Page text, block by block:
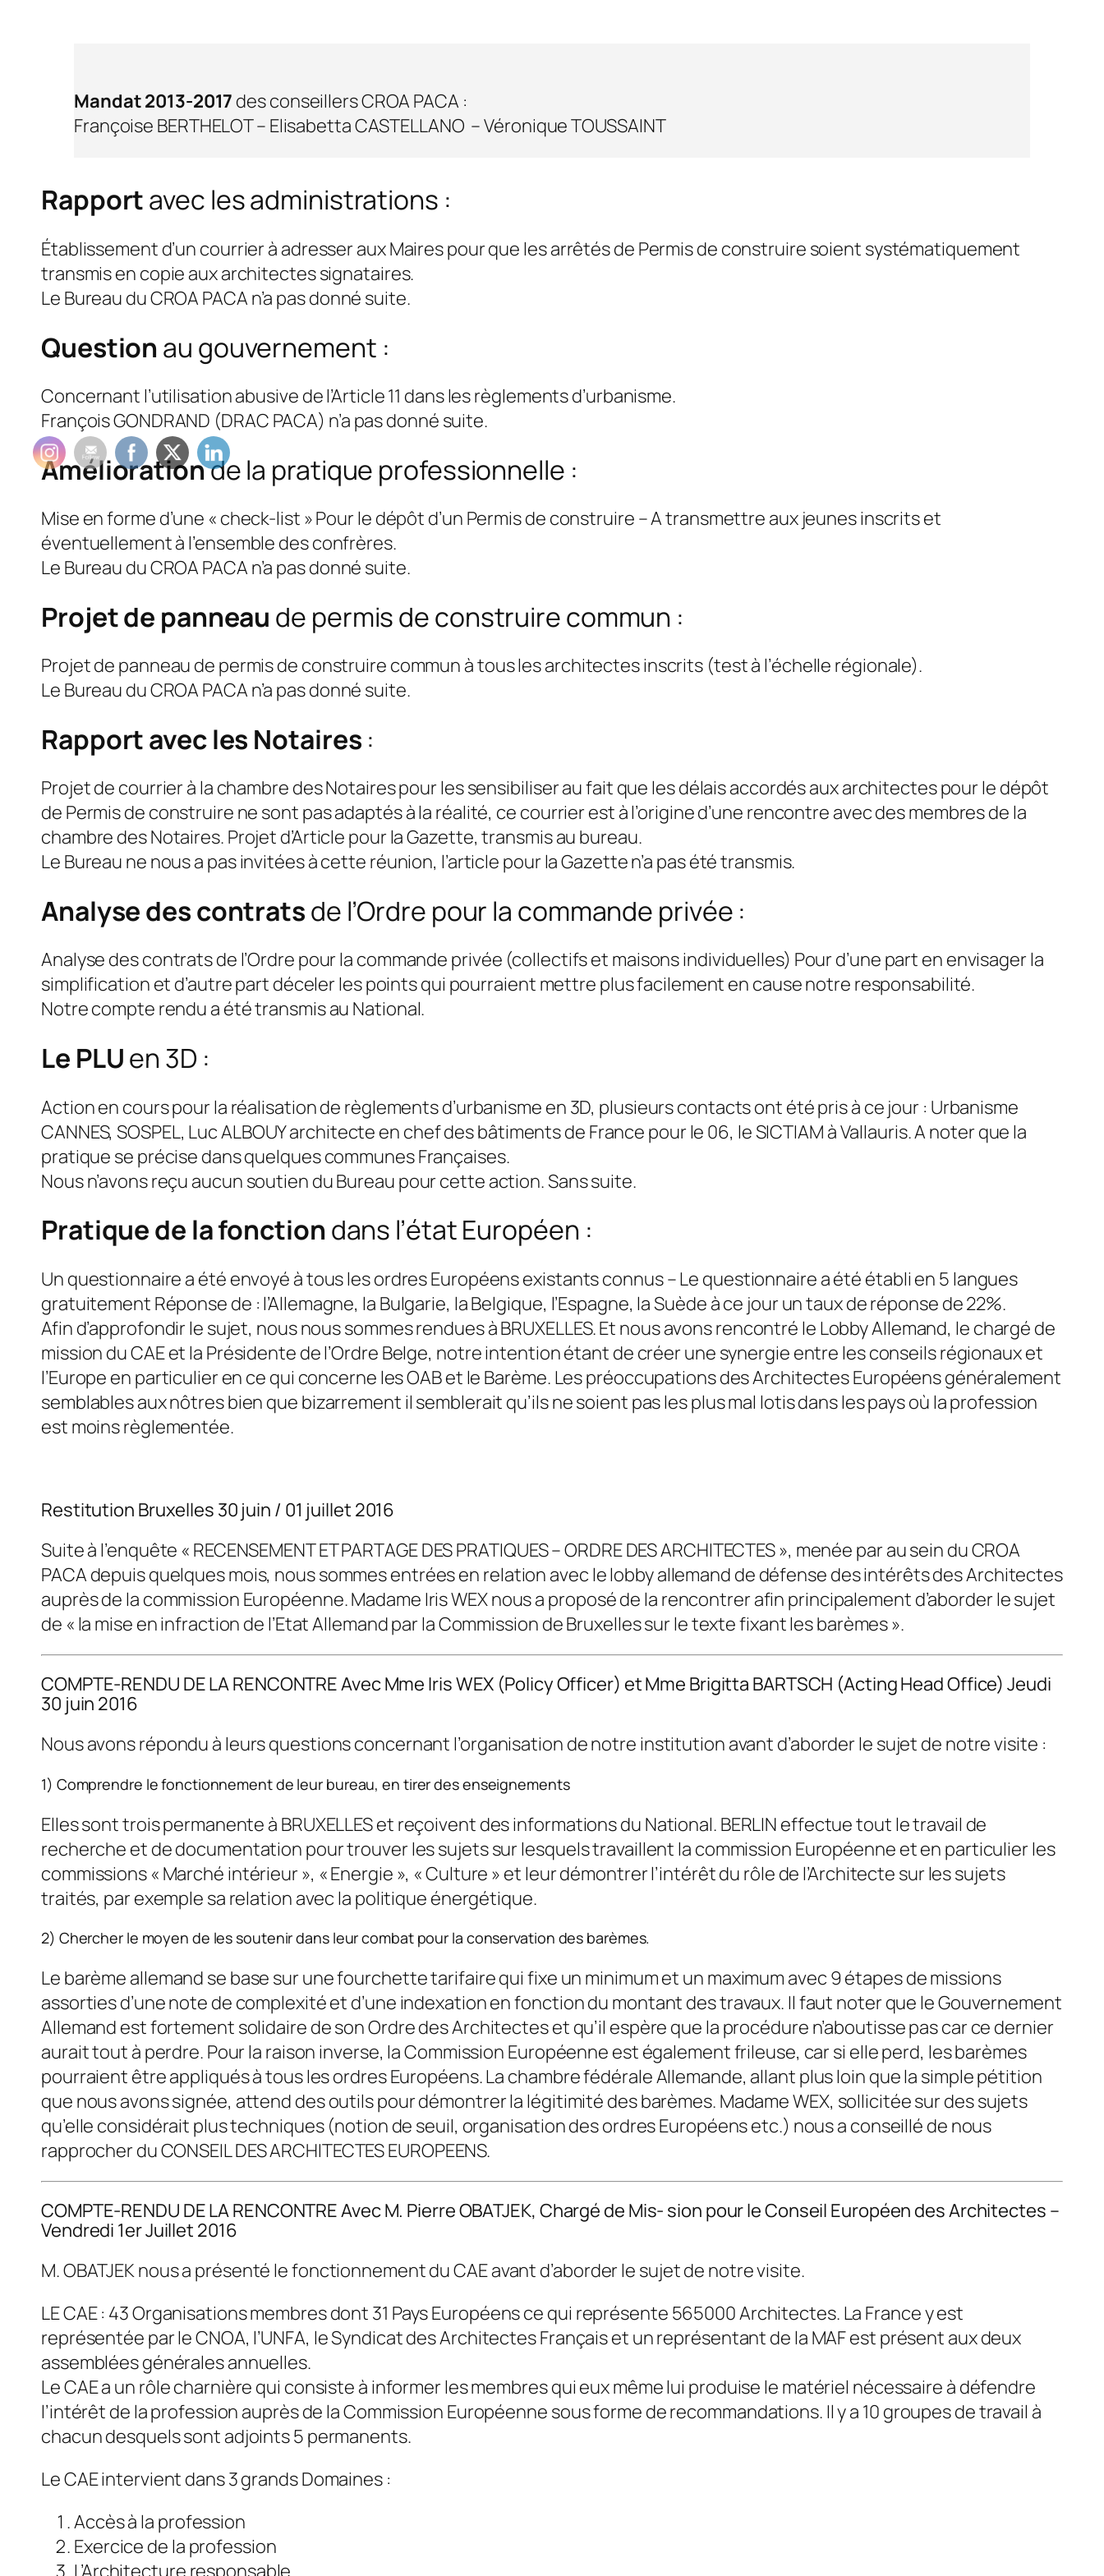
Mandat 2013-2017 des conseillers CROA PACA :
Françoise BERTHELOT – Elisabetta CASTELLANO – Véronique TOUSSAINT
Rapportavec les administrations :
Établissement d’un courrier à adresser aux Maires pour que les arrêtés de Permis de construire soient systématiquement
transmis en copie aux architectes signataires.
Le Bureau du CROA PACA n’a pas donné suite.
Question au gouvernement :
Concernant l’utilisation abusive de l’Article 11 dans les règlements d’urbanisme.
François GONDRAND (DRAC PACA) n’a pas donné suite.
Améliorationde la pratique professionnelle :
Mise en forme d’une « check-list » Pour le dépôt d’un Permis de construire – A transmettre aux jeunes inscrits et
éventuellement à l’ensemble des confrères.
Le Bureau du CROA PACA n’a pas donné suite.
Projet de panneau de permis de construire commun :
Projet de panneau de permis de construire commun à tous les architectes inscrits (test à l’échelle régionale).
Le Bureau du CROA PACA n’a pas donné suite.
Rapport avec les Notaires :
Projet de courrier à la chambre des Notaires pour les sensibiliser au fait que les délais accordés aux architectes pour le dépôt
de Permis de construire ne sont pas adaptés à la réalité, ce courrier est à l’origine d’une rencontre avec des membres de la
chambre des Notaires. Projet d’Article pour la Gazette, transmis au bureau.
Le Bureau ne nous a pas invitées à cette réunion, l’article pour la Gazette n’a pas été transmis.
Analyse des contratsde l’Ordre pour la commande privée :
Analyse des contrats de l’Ordre pour la commande privée (collectifs et maisons individuelles) Pour d’une part en envisager la
simplification et d’autre part déceler les points qui pourraient mettre plus facilement en cause notre responsabilité.
Notre compte rendu a été transmis au National.
Le PLUen 3D :
Action en cours pour la réalisation de règlements d’urbanisme en 3D, plusieurs contacts ont été pris à ce jour : Urbanisme
CANNES, SOSPEL, Luc ALBOUY architecte en chef des bâtiments de France pour le 06, le SICTIAM à Vallauris. A noter que la
pratique se précise dans quelques communes Françaises.
Nous n’avons reçu aucun soutien du Bureau pour cette action. Sans suite.
Pratique de la fonction dans l’état Européen :
Un questionnaire a été envoyé à tous les ordres Européens existants connus – Le questionnaire a été établi en 5 langues
gratuitement Réponse de : l’Allemagne, la Bulgarie, la Belgique, l’Espagne, la Suède à ce jour un taux de réponse de 22%.
Afin d’approfondir le sujet, nous nous sommes rendues à BRUXELLES. Et nous avons rencontré le Lobby Allemand, le chargé de
mission du CAE et la Présidente de l’Ordre Belge, notre intention étant de créer une synergie entre les conseils régionaux et
l’Europe en particulier en ce qui concerne les OAB et le Barème. Les préoccupations des Architectes Européens généralement
semblables aux nôtres bien que bizarrement il semblerait qu’ils ne soient pas les plus mal lotis dans les pays où la profession
est moins règlementée.
Restitution Bruxelles 30 juin / 01 juillet 2016
Suite à l’enquête « RECENSEMENT ET PARTAGE DES PRATIQUES – ORDRE DES ARCHITECTES », menée par au sein du CROA
PACA depuis quelques mois, nous sommes entrées en relation avec le lobby allemand de défense des intérêts des Architectes
auprès de la commission Européenne. Madame Iris WEX nous a proposé de la rencontrer afin principalement d’aborder le sujet
de « la mise en infraction de l’Etat Allemand par la Commission de Bruxelles sur le texte fixant les barèmes ».
COMPTE-RENDU DE LA RENCONTRE Avec Mme Iris WEX (Policy Officer) et Mme Brigitta BARTSCH (Acting Head Office) Jeudi
30 juin 2016
Nous avons répondu à leurs questions concernant l’organisation de notre institution avant d’aborder le sujet de notre visite :
1) Comprendre le fonctionnement de leur bureau, en tirer des enseignements
Elles sont trois permanente à BRUXELLES et reçoivent des informations du National. BERLIN effectue tout le travail de
recherche et de documentation pour trouver les sujets sur lesquels travaillent la commission Européenne et en particulier les
commissions « Marché intérieur », « Energie », « Culture » et leur démontrer l’intérêt du rôle de l’Architecte sur les sujets
traités, par exemple sa relation avec la politique énergétique.
2) Chercher le moyen de les soutenir dans leur combat pour la conservation des barèmes.
Le barème allemand se base sur une fourchette tarifaire qui fixe un minimum et un maximum avec 9 étapes de missions
assorties d’une note de complexité et d’une indexation en fonction du montant des travaux. Il faut noter que le Gouvernement
Allemand est fortement solidaire de son Ordre des Architectes et qu’il espère que la procédure n’aboutisse pas car ce dernier
aurait tout à perdre. Pour la raison inverse, la Commission Européenne est également frileuse, car si elle perd, les barèmes
pourraient être appliqués à tous les ordres Européens. La chambre fédérale Allemande, allant plus loin que la simple pétition
que nous avons signée, attend des outils pour démontrer la légitimité des barèmes. Madame WEX, sollicitée sur des sujets
qu’elle considérait plus techniques (notion de seuil, organisation des ordres Européens etc.) nous a conseillé de nous
rapprocher du CONSEIL DES ARCHITECTES EUROPEENS.
COMPTE-RENDU DE LA RENCONTRE Avec M. Pierre OBATJEK, Chargé de Mis- sion pour le Conseil Européen des Architectes –
Vendredi 1er Juillet 2016
M. OBATJEK nous a présenté le fonctionnement du CAE avant d’aborder le sujet de notre visite.
LE CAE : 43 Organisations membres dont 31 Pays Européens ce qui représente 565000 Architectes. La France y est
représentée par le CNOA, l’UNFA, le Syndicat des Architectes Français et un représentant de la MAF est présent aux deux
assemblées générales annuelles.
Le CAE a un rôle charnière qui consiste à informer les membres qui eux même lui produise le matériel nécessaire à défendre
l’intérêt de la profession auprès de la Commission Européenne sous forme de recommandations. Il y a 10 groupes de travail à
chacun desquels sont adjoints 5 permanents.
Le CAE intervient dans 3 grands Domaines :
Accès à la profession
Exercice de la profession